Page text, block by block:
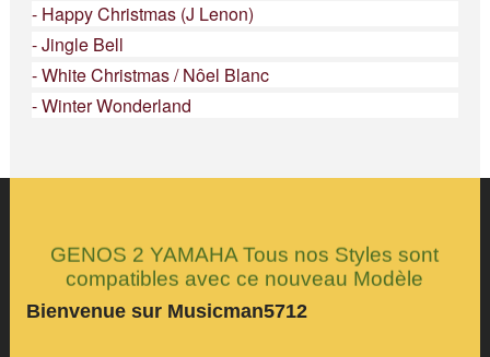
- Happy Christmas (J Lenon)
- Jingle Bell
- White Christmas / Nôel Blanc
- Winter Wonderland
GENOS 2 YAMAHA Tous nos Styles sont
compatibles avec ce nouveau Modèle
Bienvenue sur Musicman5712